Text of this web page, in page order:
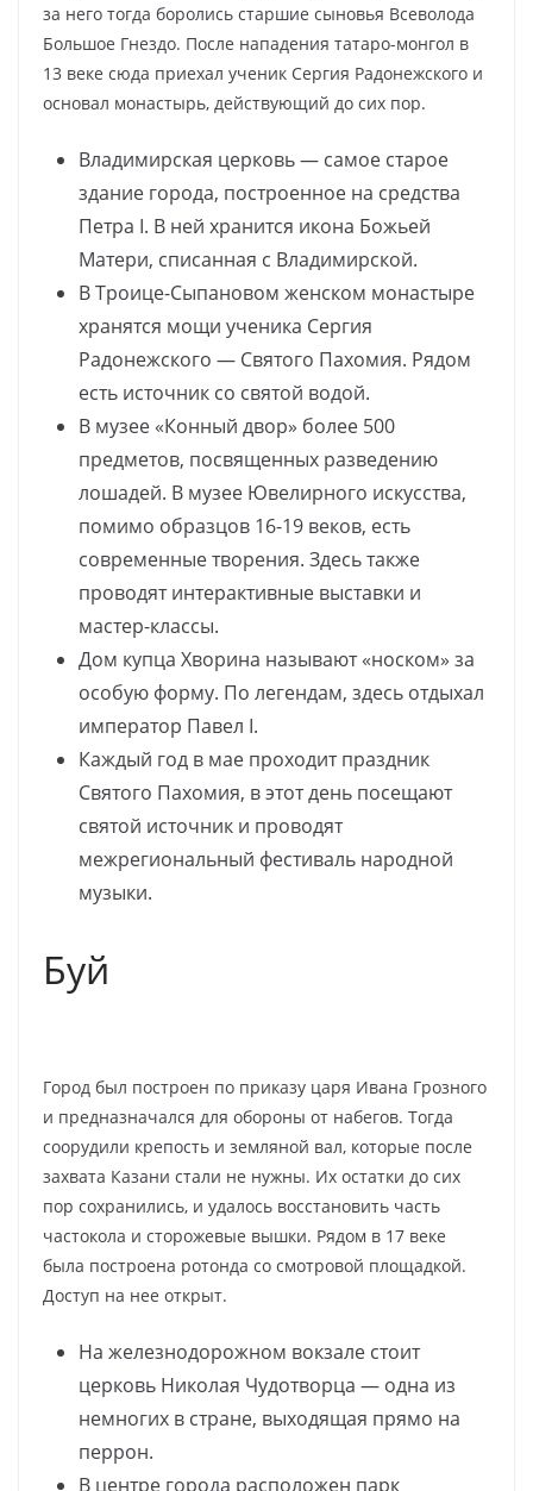
за него тогда боролись старшие сыновья Всеволода
Большое Гнездо. После нападения татаро-монгол в
13 веке сюда приехал ученик Сергия Радонежского и
основал монастырь, действующий до сих пор.
Владимирская церковь — самое старое
здание города, построенное на средства
Петра I. В ней хранится икона Божьей
Матери, списанная с Владимирской.
В Троице-Сыпановом женском монастыре
хранятся мощи ученика Сергия
Радонежского — Святого Пахомия. Рядом
есть источник со святой водой.
В музее «Конный двор» более 500
предметов, посвященных разведению
лошадей. В музее Ювелирного искусства,
помимо образцов 16-19 веков, есть
современные творения. Здесь также
проводят интерактивные выставки и
мастер-классы.
Дом купца Хворина называют «носком» за
особую форму. По легендам, здесь отдыхал
император Павел I.
Каждый год в мае проходит праздник
Святого Пахомия, в этот день посещают
святой источник и проводят
межрегиональный фестиваль народной
музыки.
Буй
Город был построен по приказу царя Ивана Грозного
и предназначался для обороны от набегов. Тогда
соорудили крепость и земляной вал, которые после
захвата Казани стали не нужны. Их остатки до сих
пор сохранились, и удалось восстановить часть
частокола и сторожевые вышки. Рядом в 17 веке
была построена ротонда со смотровой площадкой.
Доступ на нее открыт.
На железнодорожном вокзале стоит
церковь Николая Чудотворца — одна из
немногих в стране, выходящая прямо на
перрон.
В центре города расположен парк